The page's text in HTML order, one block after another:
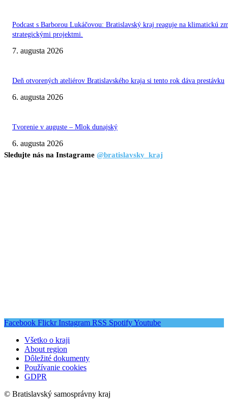
Podcast s Barborou Lukáčovou: Bratislavský kraj reaguje na klimatickú
strategickými projektmi.
7. augusta 2026
Deň otvorených ateliérov Bratislavského kraja si tento rok dáva prestávku
6. augusta 2026
Tvorenie v auguste – Mlok dunajský
6. augusta 2026
Sledujte nás na Instagrame @bratislavsky_kraj
Facebook Flickr Instagram RSS SpotifyYoutube
Všetko o kraji
About region
Dôležité dokumenty
Používanie cookies
GDPR
© Bratislavský samosprávny kraj